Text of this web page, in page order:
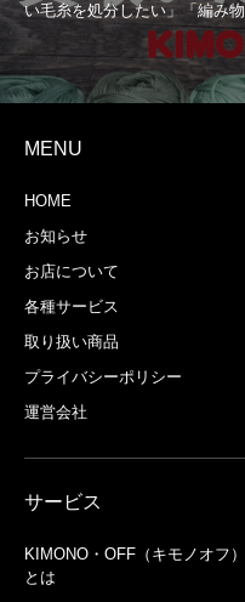
MENU
HOME
お知らせ
お店について
各種サービス
取り扱い商品
プライバシーポリシー
運営会社
サービス
KIMONO・OFF（キモノオフ）
とは